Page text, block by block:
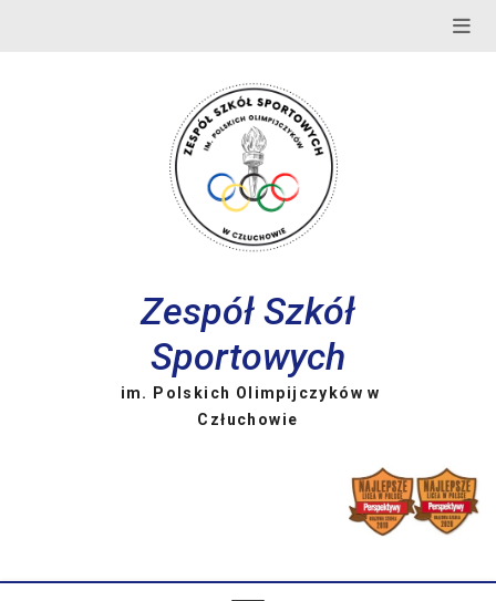
Zespół Szkół
Sportowych
im. Polskich Olimpijczyków w
Człuchowie